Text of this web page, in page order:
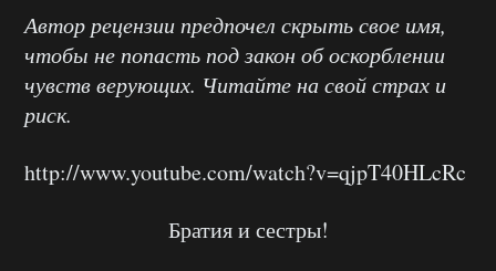
Автор рецензии предпочел скрыть свое имя,
чтобы не попасть под закон об оскорблении
чувств верующих. Читайте на свой страх и
риск.
http://www.youtube.com/watch?v=qjpT40HLcRc
Братия и сестры!